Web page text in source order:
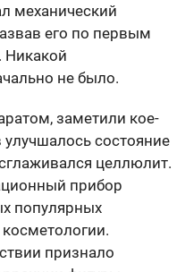
механический
его по первым
Никакой
не было.
заметили кое-
улучшалось состояние
целлюлит.
прибор
популярных
признало